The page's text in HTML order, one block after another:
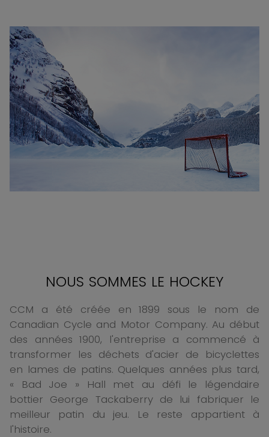
NOUS SOMMES LE HOCKEY
CCM a été créée en 1899 sous le nom de
Canadian Cycle and Motor Company. Au début
des années 1900, l'entreprise a commencé à
transformer les déchets d'acier de bicyclettes
en lames de patins. Quelques années plus tard,
« Bad Joe » Hall met au défi le légendaire
bottier George Tackaberry de lui fabriquer le
meilleur patin du jeu. Le reste appartient à
l'histoire.